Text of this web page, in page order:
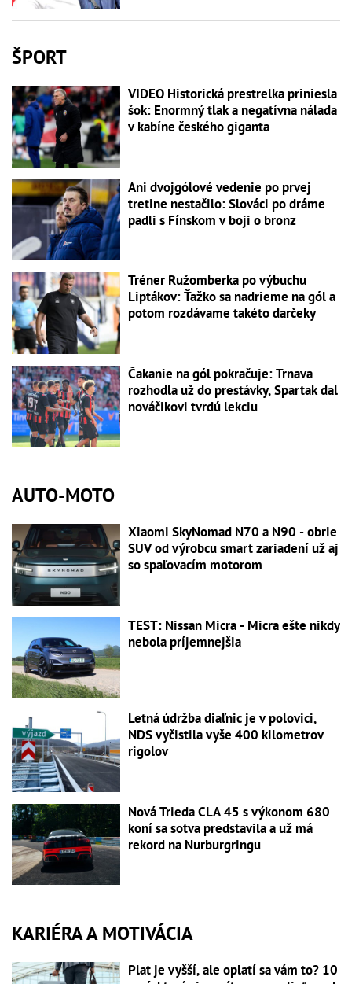
ŠPORT
VIDEO Historická prestrelka priniesla
šok: Enormný tlak a negatívna nálada
v kabíne českého giganta
Ani dvojgólové vedenie po prvej
tretine nestačilo: Slováci po dráme
padli s Fínskom v boji o bronz
Tréner Ružomberka po výbuchu
Liptákov: Ťažko sa nadrieme na gól a
potom rozdávame takéto darčeky
Čakanie na gól pokračuje: Trnava
rozhodla už do prestávky, Spartak dal
nováčikovi tvrdú lekciu
AUTO-MOTO
Xiaomi SkyNomad N70 a N90 - obrie
SUV od výrobcu smart zariadení už aj
so spaľovacím motorom
TEST: Nissan Micra - Micra ešte nikdy
nebola príjemnejšia
Letná údržba diaľnic je v polovici,
NDS vyčistila vyše 400 kilometrov
rigolov
Nová Trieda CLA 45 s výkonom 680
koní sa sotva predstavila a už má
rekord na Nurburgringu
KARIÉRA A MOTIVÁCIA
Plat je vyšší, ale oplatí sa vám to? 10